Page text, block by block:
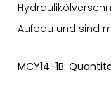
Aufbau und sind
MCY14-1B: